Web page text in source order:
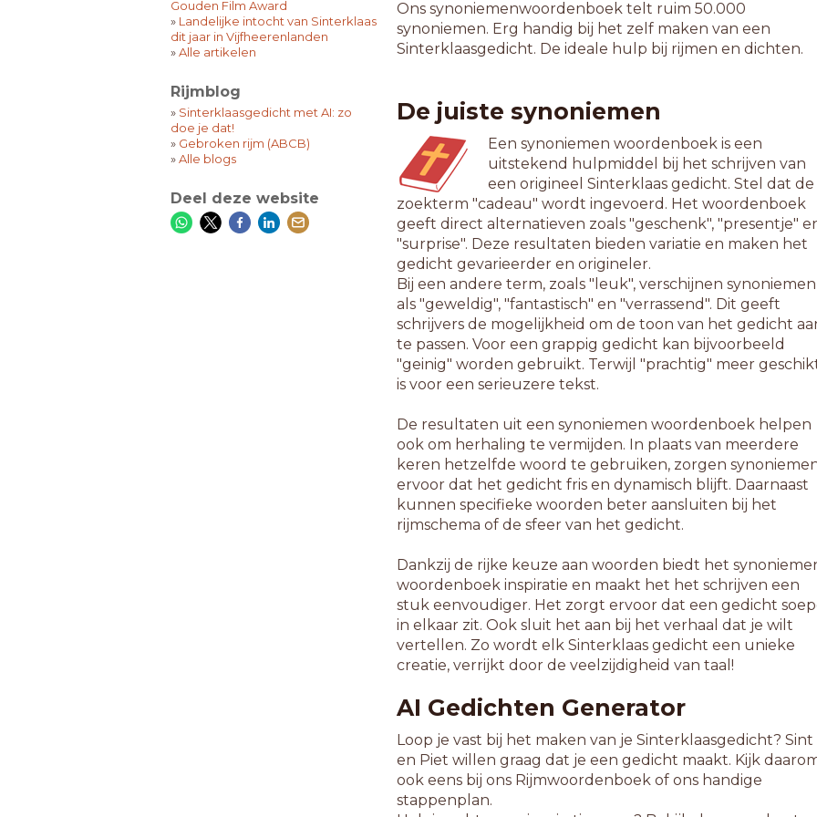
Gouden Film Award
» Landelijke intocht van Sinterklaas
dit jaar in Vijfheerenlanden
»Alle artikelen
Rijmblog
» Sinterklaasgedicht met AI: zo
doe je dat!
» Gebroken rijm (ABCB)
»Alle blogs
Deel deze website
Ons synoniemenwoordenboek telt ruim 50.000
synoniemen. Erg handig bij het zelf maken van een
Sinterklaasgedicht. De ideale hulp bij rijmen en dichten.
De juiste synoniemen
Een synoniemen woordenboek is een
uitstekend hulpmiddel bij het schrijven van
een origineel Sinterklaas gedicht. Stel dat de
zoekterm "cadeau" wordt ingevoerd. Het woordenboek
geeft direct alternatieven zoals "geschenk", "presentje"
"surprise". Deze resultaten bieden variatie en maken het
gedicht gevarieerder en origineler.
Bij een andere term, zoals "leuk", verschijnen synoniemen
als "geweldig", "fantastisch" en "verrassend". Dit geeft
schrijvers de mogelijkheid om de toon van het gedicht
te passen. Voor een grappig gedicht kan bijvoorbeeld
"geinig" worden gebruikt. Terwijl "prachtig" meer
is voor een serieuzere tekst.
De resultaten uit een synoniemen woordenboek helpen
ook om herhaling te vermijden. In plaats van meerdere
keren hetzelfde woord te gebruiken, zorgen
ervoor dat het gedicht fris en dynamisch blijft. Daarnaast
kunnen specifieke woorden beter aansluiten bij het
rijmschema of de sfeer van het gedicht.
Dankzij de rijke keuze aan woorden biedt het
woordenboek inspiratie en maakt het het schrijven een
stuk eenvoudiger. Het zorgt ervoor dat een gedicht
in elkaar zit. Ook sluit het aan bij het verhaal dat je wilt
vertellen. Zo wordt elk Sinterklaas gedicht een unieke
creatie, verrijkt door de veelzijdigheid van taal!
AI Gedichten Generator
Loop je vast bij het maken van je Sinterklaasgedicht? Sint
en Piet willen graag dat je een gedicht maakt. Kijk
ook eens bij ons Rijmwoordenboek of ons handige
stappenplan.